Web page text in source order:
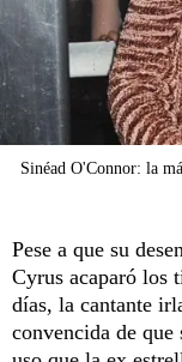
Sinéad O'Connor: la
Pese a que su
Cyrus acaparó los
días, la cantante
convencida de